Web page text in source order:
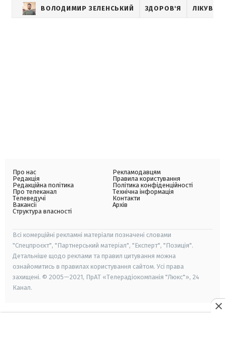
ВОЛОДИМИР ЗЕЛЕНСЬКИЙ ЗДОРОВ'Я
Про нас
Редакція
Редакційна політика
Про телеканал
Телеведучі
Вакансії
Структура власності
Рекламодавцям
Правила користування
Політика конфіденційності
Технічна інформація
Контакти
Архів
Всі комерційні рекламні матеріали позначені словами
"Спецпроєкт", "Партнерський матеріал", "Експерт", "Позиція".
Детальніше щодо реклами та правил цитування можна
ознайомитись в правилах користування сайтом. Усі права
захищені. © 2005—2021, ПрАТ «Телерадіокомпанія "Люкс"», 24
Канал.